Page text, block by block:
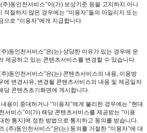
주)동인천서비스”이(가) 보상기준 등을 고지하지 아니
적절하지 않은 경우에는 “이용자”들의 마일리지 또는
으로 “이용자”에게 지급합니다.
)동인천서비스”은(는) 상당한 이유가 있는 경우에 운
제공하고 있는 콘텐츠서비스를 변경할 수 있습니다.
)동인천서비스”은(는) 콘텐츠서비스의 내용, 이용방
에 변경사유, 변경될 콘텐츠서비스의 내용 및 제공일자
당 콘텐츠초기화면에 게시합니다.
용이 중대하거나 “이용자”에게 불리한 경우에는 “현대
서비스”이(가) 해당 콘텐츠서비스를 제공받는 “이용
한 통지]에 정한 방법으로 통지하고 동의를 받습니다.
(주)동인천서비스”은(는) 동의를 거절한 “이용자”에 대